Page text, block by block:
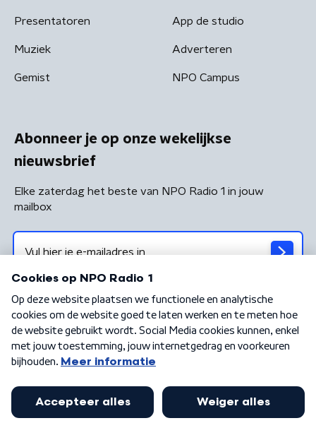
Presentatoren
Muziek
Gemist
App de studio
Adverteren
NPO Campus
Abonneer je op onze wekelijkse
nieuwsbrief
Elke zaterdag het beste van NPO Radio 1 in jouw
mailbox
Algemene voorwaarden